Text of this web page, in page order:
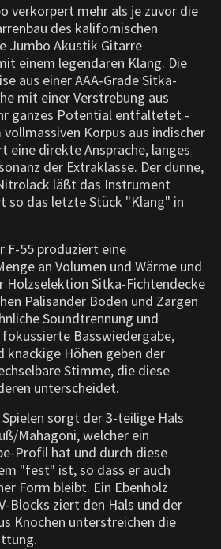
verkörpert mehr als je zuvor die
des kalifornischen
Jumbo Akustik Gitarre
einem legendären Klang. Die
aus einer AAA-Grade Sitka-
mit einer Verstrebung aus
ganzes Potential entfaltetet -
Korpus aus indischer
eine direkte Ansprache, langes
der Extraklasse. Der dünne,
läßt das Instrument
so das letzte Stück "Klang" in
F-55 produziert eine
an Volumen und Wärme und
Holzselektion Sitka-Fichtendecke
Palisander Boden und Zargen
Soundtrennung und
Basswiedergabe,
knackige Höhen geben der
Stimme, die diese
unterscheidet.
sorgt der 3-teilige Hals
Mahagoni, welcher ein
Profil hat und durch diese
"fest" ist, so dass er auch
Form bleibt. Ein Ebenholz
Blocks ziert den Hals und der
Knochen unterstreichen die